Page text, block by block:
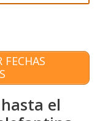
FECHAS
el